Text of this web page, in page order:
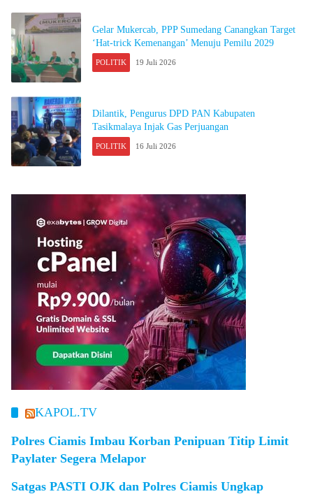
Gelar Mukercab, PPP Sumedang Canangkan Target
‘Hat-trick Kemenangan’ Menuju Pemilu 2029
POLITIK 19 Juli 2026
Dilantik, Pengurus DPD PAN Kabupaten
Tasikmalaya Injak Gas Perjuangan
POLITIK 16 Juli 2026
KAPOL.TV
Polres Ciamis Imbau Korban Penipuan Titip Limit
Paylater Segera Melapor
Satgas PASTI OJK dan Polres Ciamis Ungkap